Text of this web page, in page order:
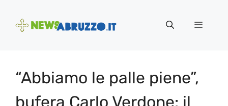
Menu
“Abbiamo le palle piene”,
bufera Carlo Verdone: il